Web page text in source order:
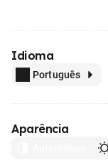
Idioma
Português
Aparência